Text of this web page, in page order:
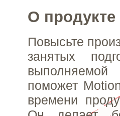
О
Повысьте
занятых
поможет
времени